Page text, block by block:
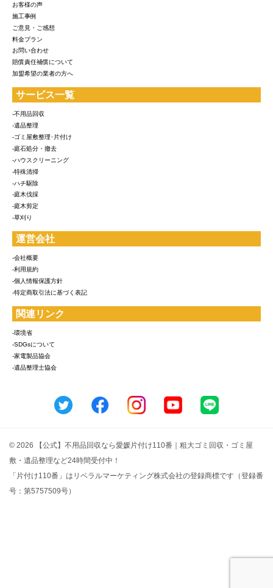
お客様の声
施工事例
ご意見・ご感想
料金プラン
お問い合わせ
賠償責任補償について
加盟希望の業者の方へ
サービス一覧
-不用品回収
-遺品整理
-ゴミ屋敷整理･片付け
-庭石処分・撤去
-ハウスクリーニング
-特殊清掃
-ハチ駆除
-庭木伐採
-庭木剪定
-草刈り
運営会社
-会社概要
-利用規約
-個人情報保護方針
-特定商取引法に基づく表記
関連リンク
-環境省
-SDGsについて
-家電製品協会
-遺品整理士協会
© 2026 【公式】不用品回収なら愛媛片付け110番｜粗大ゴミ回収・ゴミ屋
敷・遺品整理など24時間受付中！
「片付け110番」はリベラルマーケティング株式会社の登録商標です（登録番
号：第5757509号）